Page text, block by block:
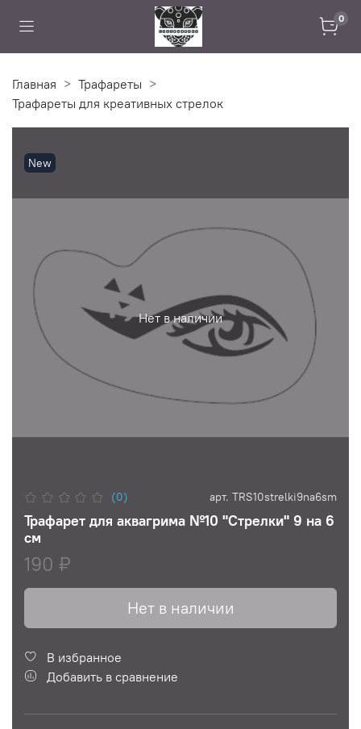
0
Главная
Трафареты
Трафареты для креативных стрелок
Нет в наличии
New
(0) арт. TRS10strelki9na6sm
Трафарет для аквагрима №10 "Стрелки" 9 на 6
см
190 ₽
Нет в наличии
В избранное
Добавить в сравнение